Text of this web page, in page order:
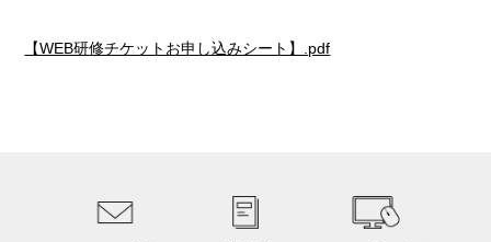
【WEB研修チケットお申し込みシート】.pdf